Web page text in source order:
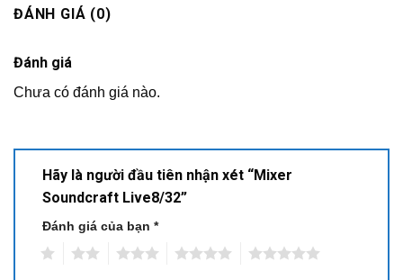
ĐÁNH GIÁ (0)
Đánh giá
Chưa có đánh giá nào.
Hãy là người đầu tiên nhận xét “Mixer
Soundcraft Live8/32”
Đánh giá của bạn *